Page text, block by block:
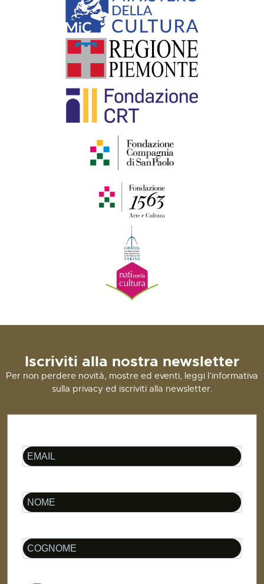
Iscriviti alla nostra newsletter
Per non perdere novità, mostre ed eventi, leggi l’informativa
sulla privacy ed iscriviti alla newsletter.